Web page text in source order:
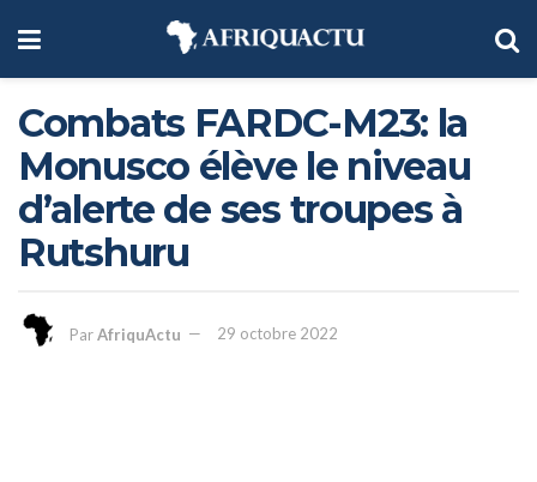
Combats FARDC-M23: la
Monusco élève le niveau
d’alerte de ses troupes à
Rutshuru
ParAfriquActu 29 octobre 2022